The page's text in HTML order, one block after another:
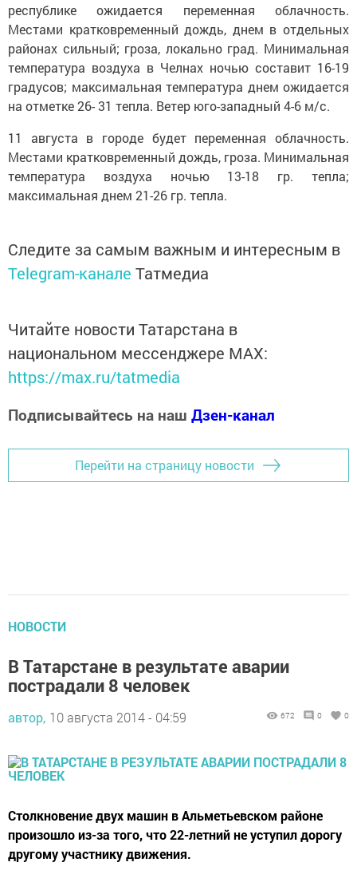
республике ожидается переменная облачность.
Местами кратковременный дождь, днем в отдельных
районах сильный; гроза, локально град. Минимальная
температура воздуха в Челнах ночью составит 16-19
градусов; максимальная температура днем ожидается
на отметке 26- 31 тепла. Ветер юго-западный 4-6 м/с.
11 августа в городе будет переменная облачность.
Местами кратковременный дождь, гроза. Минимальная
температура воздуха ночью 13-18 гр. тепла;
максимальная днем 21-26 гр. тепла.
Следите за самым важным и интересным в
Telegram-канале Татмедиа
Читайте новости Татарстана в
национальном мессенджере MАХ:
https://max.ru/tatmedia
Подписывайтесь на наш Дзен-канал
Перейти на страницу новости
НОВОСТИ
В Татарстане в результате аварии
пострадали 8 человек
автор, 10 августа 2014 - 04:59 672 0 0
Столкновение двух машин в Альметьевском районе
произошло из-за того, что 22-летний не уступил дорогу
другому участнику движения.